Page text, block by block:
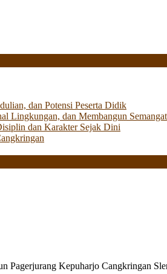
dan Potensi Peserta Didik
Lingkungan, dan Membangun
dan Karakter Sejak Dini
Pagerjurang Kepuharjo Cangkringan